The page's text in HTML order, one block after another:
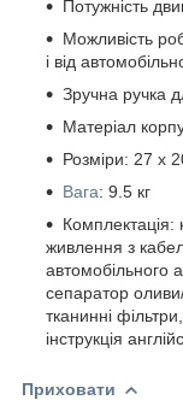
Потужність
Можливість
і від
Зручна ручка
Матеріал
Розміри: 27 x
Вага: 9.5 кг
живлення з
автомобільного
сепаратор
тканинні
інструкція
Приховати